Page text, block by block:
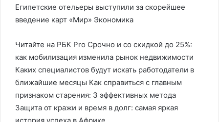
Египетские отельеры выступили за скорейшее
введение карт «Мир» Экономика
Читайте на РБК Pro Срочно и со скидкой до 25%:
как мобилизация изменила рынок недвижимости
Каких специалистов будут искать работодатели в
ближайшие месяцы Как справиться с главным
признаком старения: 3 эффективных метода
Защита от кражи и время в долг: самая яркая